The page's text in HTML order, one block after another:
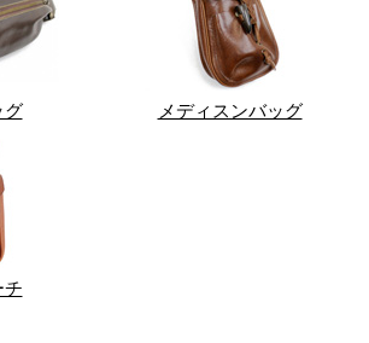
グ メディスンバッグ
チ